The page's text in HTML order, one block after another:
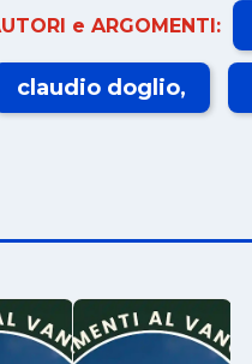
e ARGOMENTI:
claudio doglio